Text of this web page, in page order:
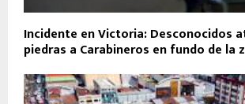
Incidente en Victoria: Desconocidos
piedras a Carabineros en fundo de la